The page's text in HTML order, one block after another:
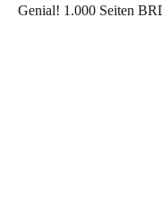
Genial! 1.000 Seiten